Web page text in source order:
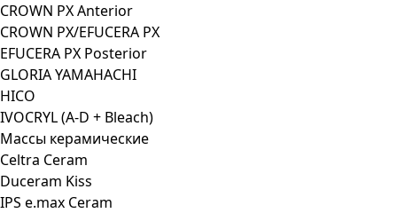
CROWN PX Anterior
CROWN PX/EFUCERA PX
EFUCERA PX Posterior
GLORIA YAMAHACHI
HICO
IVOCRYL (A-D + Bleach)
Массы керамические
Celtra Ceram
Duceram Kiss
IPS e.max Ceram